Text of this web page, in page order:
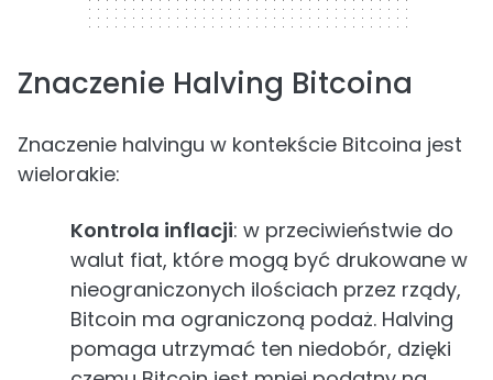
Znaczenie Halving Bitcoina
Znaczenie halvingu w kontekście Bitcoina jest
wielorakie:
Kontrola inflacji: w przeciwieństwie do
walut fiat, które mogą być drukowane w
nieograniczonych ilościach przez rządy,
Bitcoin ma ograniczoną podaż. Halving
pomaga utrzymać ten niedobór, dzięki